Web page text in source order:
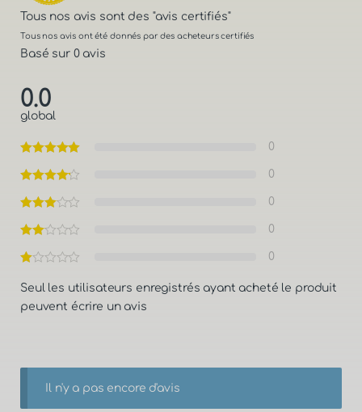
Tous nos avis sont des "avis certifiés"
Tous nos avis ont été donnés par des acheteurs certifiés
Basé sur 0 avis
0.0
global
0
0
0
0
0
Seul les utilisateurs enregistrés ayant acheté le produit
peuvent écrire un avis
Il n'y a pas encore d'avis